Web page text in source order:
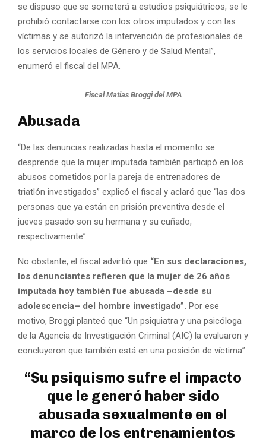
se dispuso que se someterá a estudios psiquiátricos, se le
prohibió contactarse con los otros imputados y con las
víctimas y se autorizó la intervención de profesionales de
los servicios locales de Género y de Salud Mental”,
enumeró el fiscal del MPA.
Fiscal Matias Broggi del MPA
Abusada
“De las denuncias realizadas hasta el momento se
desprende que la mujer imputada también participó en los
abusos cometidos por la pareja de entrenadores de
triatlón investigados” explicó el fiscal y aclaró que “las dos
personas que ya están en prisión preventiva desde el
jueves pasado son su hermana y su cuñado,
respectivamente”.
No obstante, el fiscal advirtió que “En sus declaraciones,
los denunciantes refieren que la mujer de 26 años
imputada hoy también fue abusada –desde su
adolescencia– del hombre investigado”. Por ese
motivo, Broggi planteó que “Un psiquiatra y una psicóloga
de la Agencia de Investigación Criminal (AIC) la evaluaron y
concluyeron que también está en una posición de víctima”.
“Su psiquismo sufre el impacto
que le generó haber sido
abusada sexualmente en el
marco de los entrenamientos